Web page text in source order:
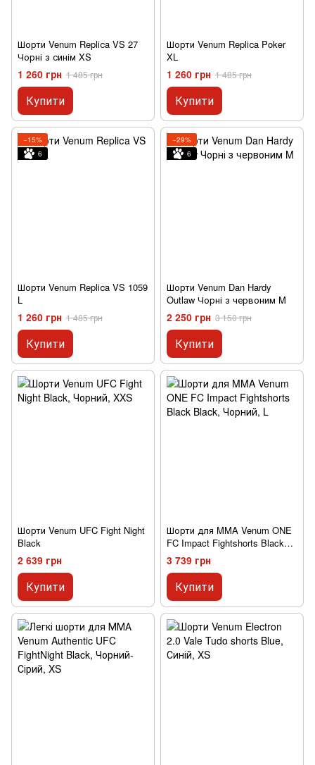
Шорти Venum Repliсa VS 27
Чорні з синім XS
1 260 грн 1 485 грн
Купити
Шорти Venum Repliсa Poker
XL
1 260 грн 1 485 грн
Купити
−15%
6
Шорти Venum Repliсa VS 1059
L
1 260 грн 1 485 грн
Купити
−29%
6
Шорти Venum Dan Hardy
Outlaw Чорні з червоним M
2 250 грн 3 150 грн
Купити
Шорти Venum UFC Fight Night
Black
2 639 грн
Купити
Шорти для MMA Venum ONE
FC Impact Fightshorts Black
Black
3 739 грн
Купити